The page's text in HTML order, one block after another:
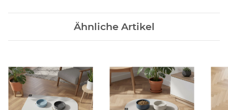
Ähnliche Artikel